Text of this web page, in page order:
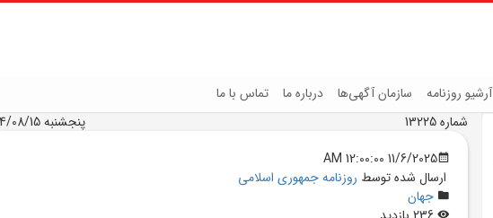
آرشیو روزنامه سازمان آگهی‌ها درباره ما تماس با ما
شماره 13225
پنجشنبه 1404/08/15
11/6/2025 12:00:00 AM
ارسال شده توسط روزنامه جمهوری اسلامی
جهان